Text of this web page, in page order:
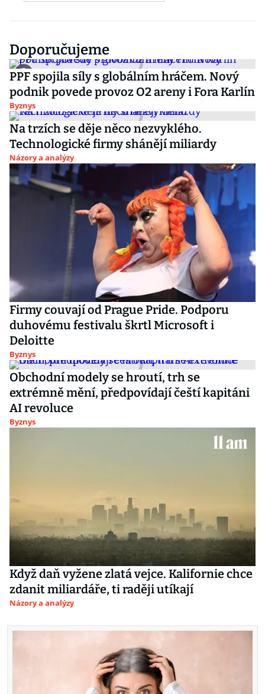
Doporučujeme
PPF spojila síly s globálním hráčem. Nový
podnik povede provoz O2 areny i Fora Karlín
Byznys
Na trzích se děje něco nezvyklého.
Technologické firmy shánějí miliardy
Názory a analýzy
Firmy couvají od Prague Pride. Podporu
duhovému festivalu škrtl Microsoft i
Deloitte
Byznys
Obchodní modely se hroutí, trh se
extrémně mění, předpovídají čeští kapitáni
AI revoluce
Byznys
Když daň vyžene zlatá vejce. Kalifornie chce
zdanit miliardáře, ti raději utíkají
Názory a analýzy